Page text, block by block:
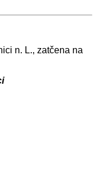
n. L., zatčena na